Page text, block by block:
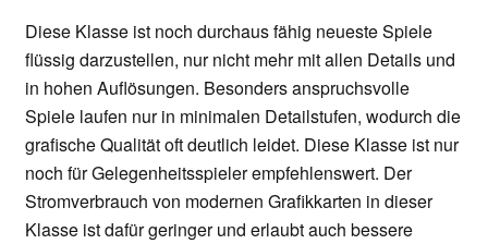
Diese Klasse ist noch durchaus fähig neueste Spiele
flüssig darzustellen, nur nicht mehr mit allen Details und
in hohen Auflösungen. Besonders anspruchsvolle
Spiele laufen nur in minimalen Detailstufen, wodurch die
grafische Qualität oft deutlich leidet. Diese Klasse ist nur
noch für Gelegenheitsspieler empfehlenswert. Der
Stromverbrauch von modernen Grafikkarten in dieser
Klasse ist dafür geringer und erlaubt auch bessere